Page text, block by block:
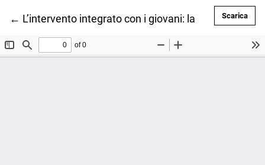
← Ritorna ai dettagli dell'articolo
L’intervento integrato con i giovani: la Scarica